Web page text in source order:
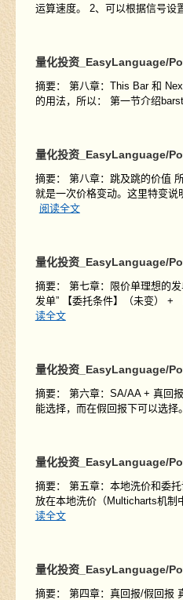
运算速度。 2、可以根据信号设
量化投资_EasyLanguage/
摘要： 第八章：This Bar 和
的用法，所以： 第一节介绍
量化投资_EasyLanguage/
摘要： 第八章：跳及跳的价值
就是一次价格变动。这里特变
阅读全文
量化投资_EasyLanguage/
摘要： 第七章：限价单理想的
发单” 【委托条件】（未变） +
读全文
量化投资_EasyLanguage/
摘要： 第六章：SA/AA + 真回
能选择，而在假回报下可以选
量化投资_EasyLanguage/
摘要： 第五章：本地洗价和委
放在本地洗价（Multicharts机制
读全文
量化投资_EasyLanguage/
摘要： 第四章：真回报/假回报